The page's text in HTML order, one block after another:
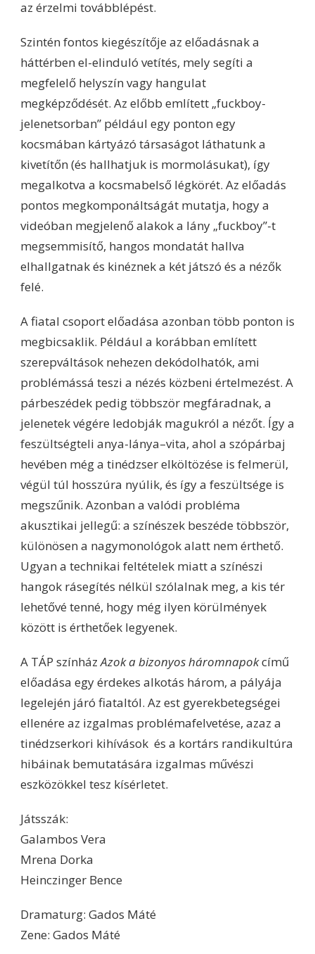
az érzelmi továbblépést.
Szintén fontos kiegészítője az előadásnak a
háttérben el-elinduló vetítés, mely segíti a
megfelelő helyszín vagy hangulat
megképződését. Az előbb említett „fuckboy-
jelenetsorban” például egy ponton egy
kocsmában kártyázó társaságot láthatunk a
kivetítőn (és hallhatjuk is mormolásukat), így
megalkotva a kocsmabelső légkörét. Az előadás
pontos megkomponáltságát mutatja, hogy a
videóban megjelenő alakok a lány „fuckboy”-t
megsemmisítő, hangos mondatát hallva
elhallgatnak és kinéznek a két játszó és a nézők
felé.
A fiatal csoport előadása azonban több ponton is
megbicsaklik. Például a korábban említett
szerepváltások nehezen dekódolhatók, ami
problémássá teszi a nézés közbeni értelmezést. A
párbeszédek pedig többször megfáradnak, a
jelenetek végére ledobják magukról a nézőt. Így a
feszültségteli anya-lánya–vita, ahol a szópárbaj
hevében még a tinédzser elköltözése is felmerül,
végül túl hosszúra nyúlik, és így a feszültsége is
megszűnik. Azonban a valódi probléma
akusztikai jellegű: a színészek beszéde többször,
különösen a nagymonológok alatt nem érthető.
Ugyan a technikai feltételek miatt a színészi
hangok rásegítés nélkül szólalnak meg, a kis tér
lehetővé tenné, hogy még ilyen körülmények
között is érthetőek legyenek.
A TÁP színházAzok a bizonyos háromnapokcímű
előadása egy érdekes alkotás három, a pályája
legelején járó fiataltól. Az est gyerekbetegségei
ellenére az izgalmas problémafelvetése, azaz a
tinédzserkori kihívások és a kortárs randikultúra
hibáinak bemutatására izgalmas művészi
eszközökkel tesz kísérletet.
Játsszák:
Galambos Vera
Mrena Dorka
Heinczinger Bence
Dramaturg: Gados Máté
Zene: Gados Máté